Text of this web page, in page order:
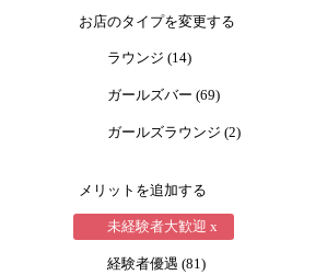
お店のタイプを変更する
ラウンジ (14)
ガールズバー (69)
ガールズラウンジ (2)
メリットを追加する
未経験者大歓迎 x
経験者優遇 (81)